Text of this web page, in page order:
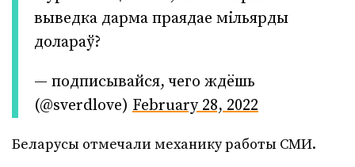
выведка дарма праядае мільярды
долараў?
— подписывайся, чего ждёшь
(@sverdlove) February 28, 2022
Беларусы отмечали механику работы СМИ.